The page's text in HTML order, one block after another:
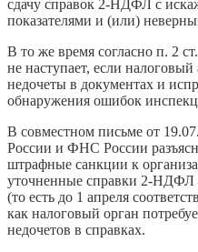
сдачу справок 2-НДФЛ с
показателями и (или)
В то же время согласно п. 2
не наступает, если
недочеты в документах и
обнаружения ошибок
В совместном письме от
России и ФНС России
штрафные санкции к
уточненные справки 2-НДФЛ
(то есть до 1 апреля
как налоговый орган
недочетов в справках.